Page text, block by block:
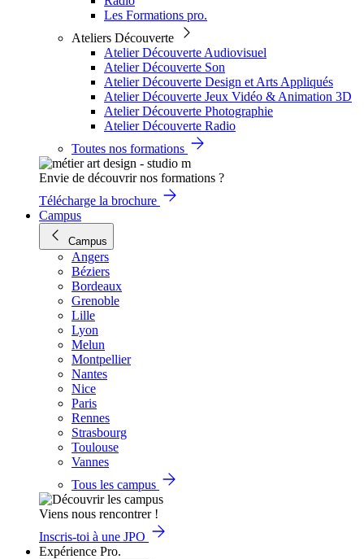
Les Formations pro.
Ateliers Découverte
Atelier Découverte Audiovisuel
Atelier Découverte Son
Atelier Découverte Design et Arts Appliqués
Atelier Découverte Jeux Vidéo & Animation 3D
Atelier Découverte Photographie
Atelier Découverte Radio
Toutes nos formations
Envie de découvrir nos formations ?
Télécharge la brochure
Campus
Campus
Angers
Béziers
Bordeaux
Grenoble
Lille
Lyon
Melun
Montpellier
Nantes
Nice
Paris
Rennes
Strasbourg
Toulouse
Vannes
Tous les campus
Viens nous rencontrer !
Inscris-toi à une JPO
Expérience Pro.